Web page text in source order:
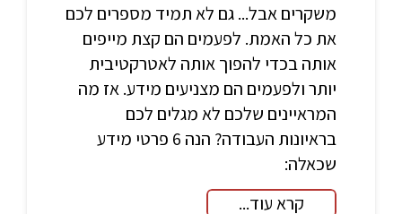
משקרים אבל... גם לא תמיד מספרים לכם
את כל האמת. לפעמים הם קצת מייפים
אותה בכדי להפוך אותה לאטרקטיבית
יותר ולפעמים הם מצניעים מידע. אז מה
המראיינים שלכם לא מגלים לכם
בראיונות העבודה? הנה 6 פרטי מידע
שכאלה:
קרא עוד...